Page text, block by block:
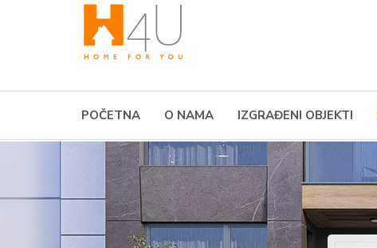
POČETNA O NAMA IZGRAĐENI OBJEKTI